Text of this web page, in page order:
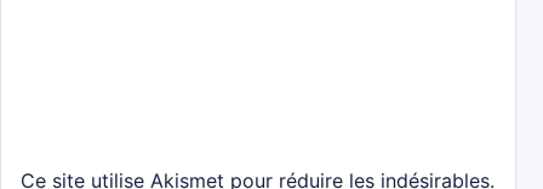
Ce site utilise Akismet pour réduire les indésirables.